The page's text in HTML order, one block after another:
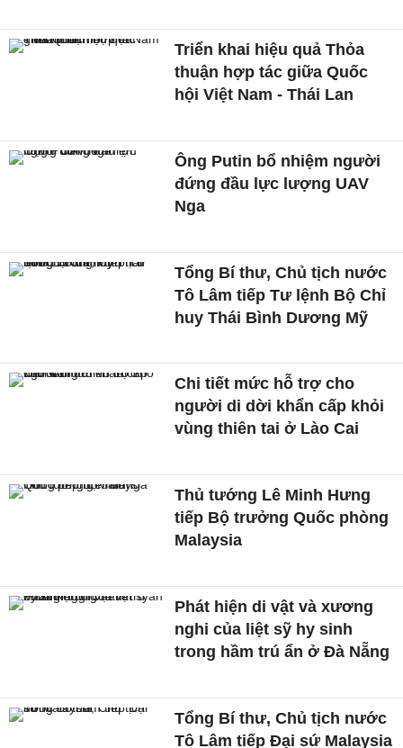
Triển khai hiệu quả Thỏa
thuận hợp tác giữa Quốc
hội Việt Nam - Thái Lan
Ông Putin bổ nhiệm người
đứng đầu lực lượng UAV
Nga
Tổng Bí thư, Chủ tịch nước
Tô Lâm tiếp Tư lệnh Bộ Chỉ
huy Thái Bình Dương Mỹ
Chi tiết mức hỗ trợ cho
người di dời khẩn cấp khỏi
vùng thiên tai ở Lào Cai
Thủ tướng Lê Minh Hưng
tiếp Bộ trưởng Quốc phòng
Malaysia
Phát hiện di vật và xương
nghi của liệt sỹ hy sinh
trong hầm trú ẩn ở Đà Nẵng
Tổng Bí thư, Chủ tịch nước
Tô Lâm tiếp Đại sứ Malaysia